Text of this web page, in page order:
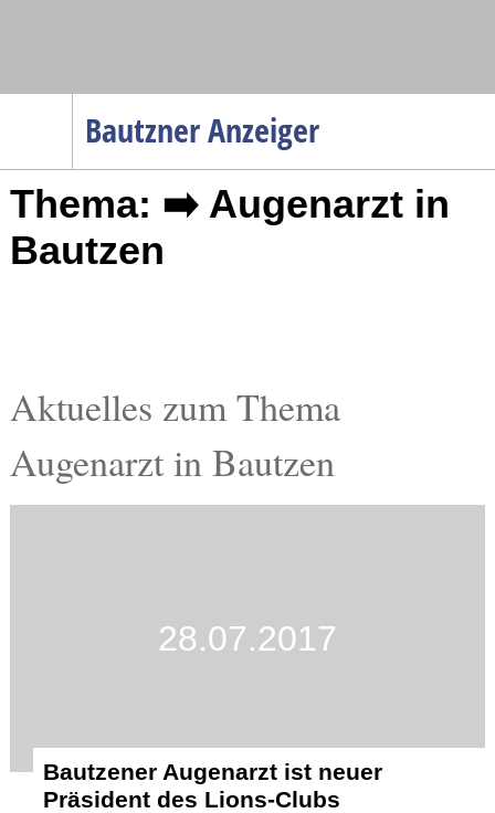
Bautzner Anzeiger
Menüpunkte
Startseite
Gesellschaft
Gesundheit
Sport
Thema: ➡️ Augenarzt in
Bautzen
Aktuelles zum Thema
Augenarzt in Bautzen
28.07.2017
Bautzener Augenarzt ist neuer
Präsident des Lions-Clubs